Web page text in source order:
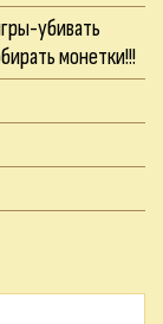
убивать
монетки!!!